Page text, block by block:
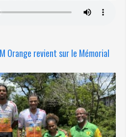
Orange revient sur le Mémorial